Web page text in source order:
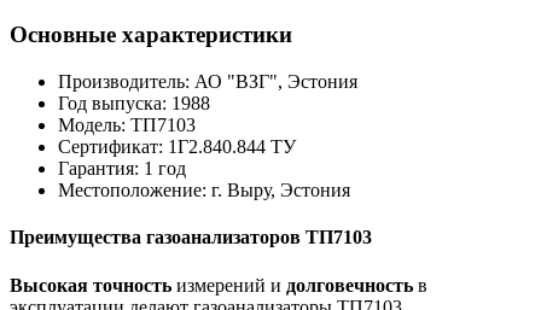
Основные характеристики
Производитель: АО "ВЗГ", Эстония
Год выпуска: 1988
Модель: ТП7103
Сертификат: 1Г2.840.844 ТУ
Гарантия: 1 год
Местоположение: г. Выру, Эстония
Преимущества газоанализаторов ТП7103
Высокая точность измерений и долговечность в